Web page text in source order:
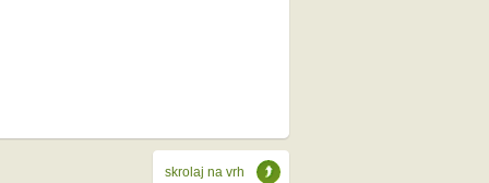
skrolaj na vrh